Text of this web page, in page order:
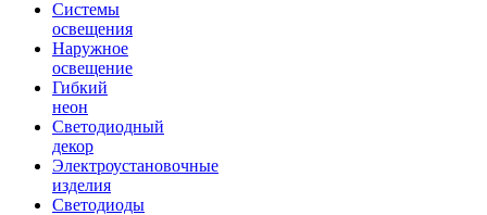
Системы
освещения
Наружное
освещение
Гибкий
неон
Светодиодный
декор
Электроустановочные
изделия
Светодиоды